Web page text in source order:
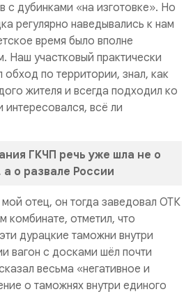
с дубинками «на изготовке». Но
регулярно наведывались к нам
время было вполне
Наш участковый практически
по территории, знал, как
жителя и всегда подходил ко
интересовался, всё ли
ГКЧП речь уже шла не о
о развале России
отец, он тогда заведовал ОТК
комбинате, отметил, что
дурацкие таможни внутри
вагон с досками шёл почти
весьма «негативное и
о таможнях внутри единого